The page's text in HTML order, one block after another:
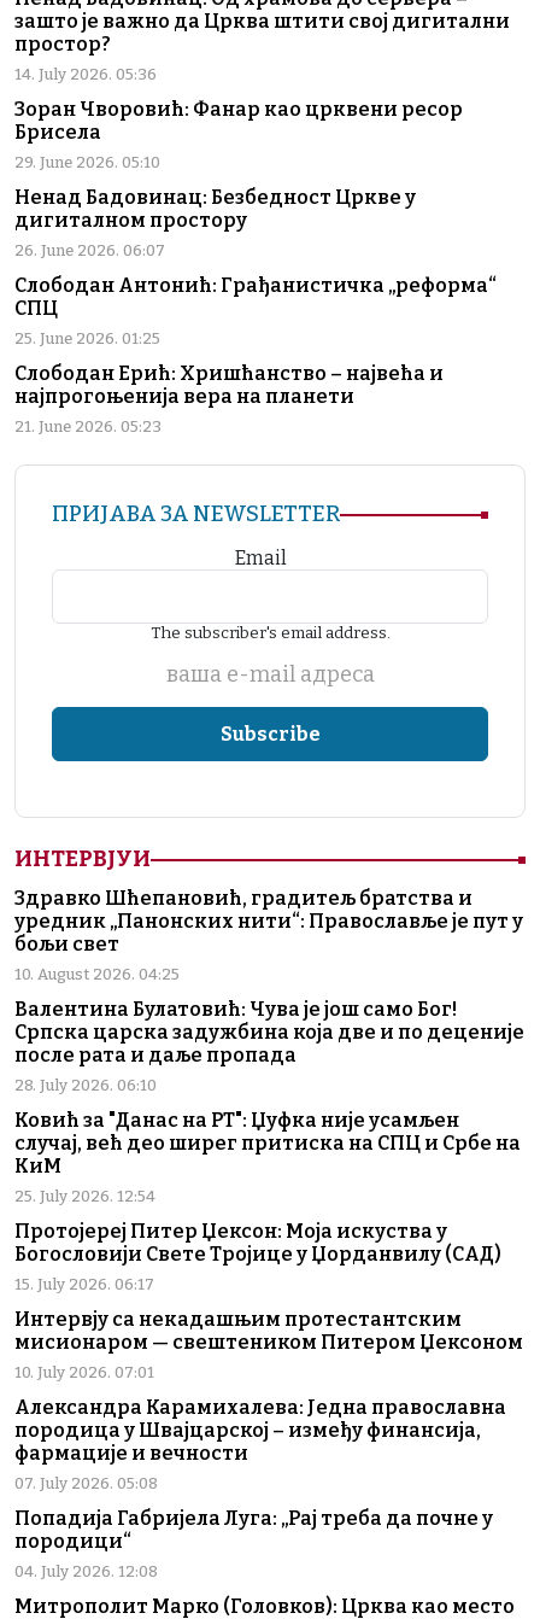
зашто је важно да Црква штити свој дигитални
простор?
14. July 2026. 05:36
Зоран Чворовић: Фанар као црквени ресор
Брисела
29. June 2026. 05:10
Ненад Бадовинац: Безбедност Цркве у
дигиталном простору
26. June 2026. 06:07
Слободан Антонић: Грађанистичка „реформа“
СПЦ
25. June 2026. 01:25
Слободан Ерић: Хришћанство – највећа и
најпрогоњенија вера на планети
21. June 2026. 05:23
ПРИЈАВА ЗА NEWSLETTER
Email
The subscriber's email address.
ваша е-mail адреса
ИНТЕРВЈУИ
Здравко Шћепановић, градитељ братства и
уредник „Панонских нити“: Православље је пут у
бољи свет
10. August 2026. 04:25
Валентина Булатовић: Чува је још само Бог!
Српска царска задужбина која две и по деценије
после рата и даље пропада
28. July 2026. 06:10
Ковић за "Данас на РТ": Џуфка није усамљен
случај, већ део ширег притиска на СПЦ и Србе на
КиМ
25. July 2026. 12:54
Протојереј Питер Џексон: Моја искуства у
Богословији Свете Тројице у Џорданвилу (САД)
15. July 2026. 06:17
Интервју са некадашњим протестантским
мисионаром — свештеником Питером Џексоном
10. July 2026. 07:01
Александра Карамихалева: Једна православна
породица у Швајцарској – између финансија,
фармације и вечности
07. July 2026. 05:08
Попадија Габријела Луга: „Рај треба да почне у
породици“
04. July 2026. 12:08
Митрополит Марко (Головков): Црква као место